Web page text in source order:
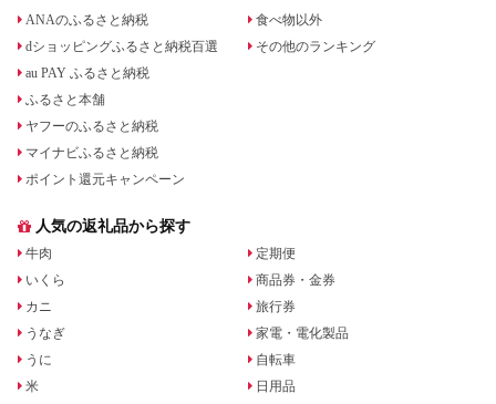
ANAのふるさと納税
dショッピングふるさと納税百選
au PAY ふるさと納税
ふるさと本舗
ヤフーのふるさと納税
マイナビふるさと納税
ポイント還元キャンペーン
食べ物以外
その他のランキング
人気の返礼品から探す
牛肉
いくら
カニ
うなぎ
うに
米
定期便
商品券・金券
旅行券
家電・電化製品
自転車
日用品